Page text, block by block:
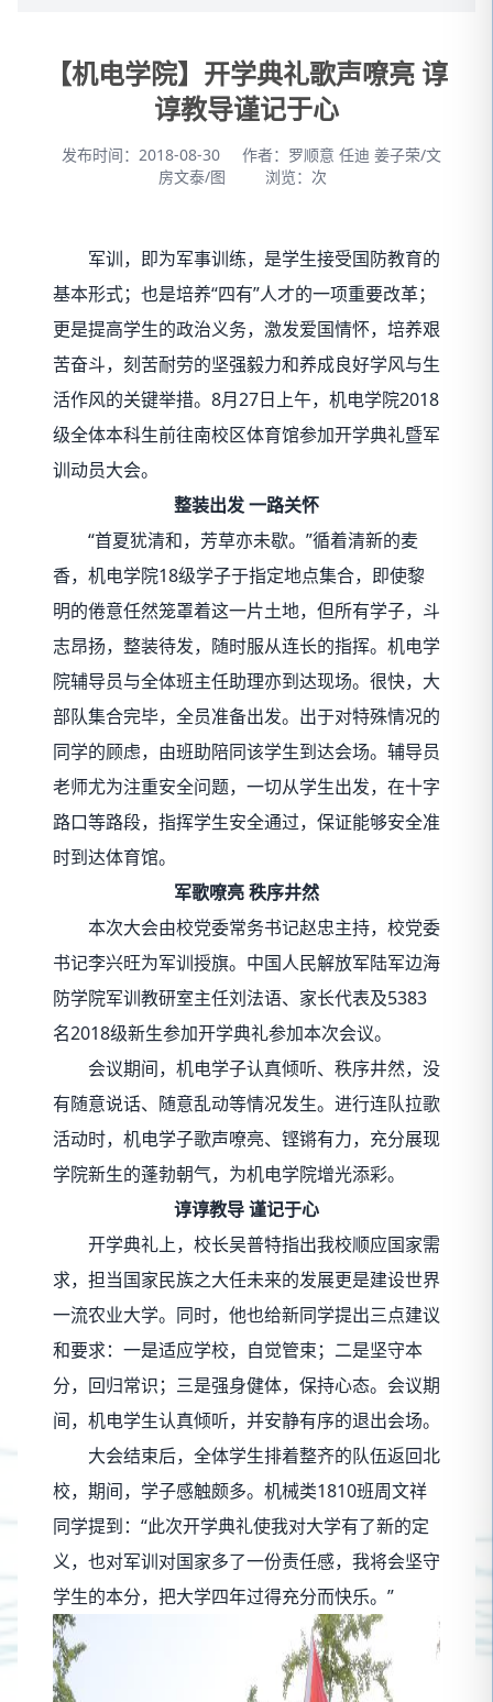
【机电学院】开学典礼歌声嘹亮 谆
谆教导谨记于心
发布时间：2018-08-30
作者：罗顺意 任迪 姜子荣/文
房文泰/图
浏览： 次
军训，即为军事训练，是学生接受国防教育的
基本形式；也是培养“四有”人才的一项重要改革；
更是提高学生的政治义务，激发爱国情怀，培养艰
苦奋斗，刻苦耐劳的坚强毅力和养成良好学风与生
活作风的关键举措。8月27日上午，机电学院2018
级全体本科生前往南校区体育馆参加开学典礼暨军
训动员大会。
整装出发 一路关怀
“首夏犹清和，芳草亦未歇。”循着清新的麦
香，机电学院18级学子于指定地点集合，即使黎
明的倦意任然笼罩着这一片土地，但所有学子，斗
志昂扬，整装待发，随时服从连长的指挥。机电学
院辅导员与全体班主任助理亦到达现场。很快，大
部队集合完毕，全员准备出发。出于对特殊情况的
同学的顾虑，由班助陪同该学生到达会场。辅导员
老师尤为注重安全问题，一切从学生出发，在十字
路口等路段，指挥学生安全通过，保证能够安全准
时到达体育馆。
军歌嘹亮 秩序井然
本次大会由校党委常务书记赵忠主持，校党委
书记李兴旺为军训授旗。中国人民解放军陆军边海
防学院军训教研室主任刘法语、家长代表及5383
名2018级新生参加开学典礼参加本次会议。
会议期间，机电学子认真倾听、秩序井然，没
有随意说话、随意乱动等情况发生。进行连队拉歌
活动时，机电学子歌声嘹亮、铿锵有力，充分展现
学院新生的蓬勃朝气，为机电学院增光添彩。
谆谆教导 谨记于心
开学典礼上，校长吴普特指出我校顺应国家需
求，担当国家民族之大任未来的发展更是建设世界
一流农业大学。同时，他也给新同学提出三点建议
和要求：一是适应学校，自觉管束；二是坚守本
分，回归常识；三是强身健体，保持心态。会议期
间，机电学生认真倾听，并安静有序的退出会场。
大会结束后，全体学生排着整齐的队伍返回北
校，期间，学子感触颇多。机械类1810班周文祥
同学提到：“此次开学典礼使我对大学有了新的定
义，也对军训对国家多了一份责任感，我将会坚守
学生的本分，把大学四年过得充分而快乐。”